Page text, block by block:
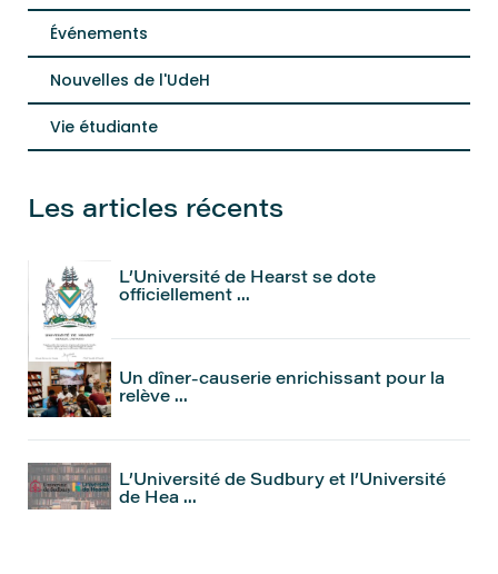
Événements
Nouvelles de l'UdeH
Vie étudiante
Les articles récents
L’Université de Hearst se dote
officiellement ...
Un dîner-causerie enrichissant pour la
relève ...
L’Université de Sudbury et l’Université
de Hea ...